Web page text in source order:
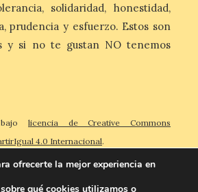
“Segovia bajo […]
un
playas y el
para
del día 12
Ayuntamiento ha
solidaridad, honestidad,
prudencia y esfuerzo. Estos son
y si no te gustan NO tenemos
bajo licencia de Creative Commons
4.0 Internacional.
ofrecerte la mejor experiencia en
qué cookies utilizamos o